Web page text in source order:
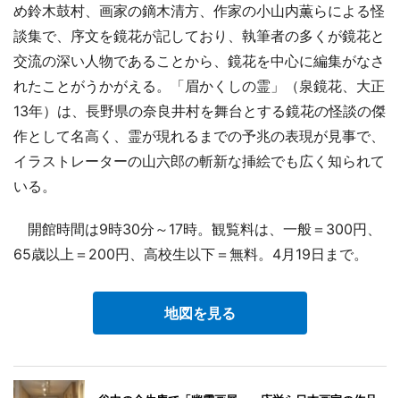
め鈴木鼓村、画家の鏑木清方、作家の小山内薫らによる怪
談集で、序文を鏡花が記しており、執筆者の多くが鏡花と
交流の深い人物であることから、鏡花を中心に編集がなさ
れたことがうかがえる。「眉かくしの霊」（泉鏡花、大正
13年）は、長野県の奈良井村を舞台とする鏡花の怪談の傑
作として名高く、霊が現れるまでの予兆の表現が見事で、
イラストレーターの山六郎の斬新な挿絵でも広く知られて
いる。
開館時間は9時30分～17時。観覧料は、一般＝300円、
65歳以上＝200円、高校生以下＝無料。4月19日まで。
地図を見る